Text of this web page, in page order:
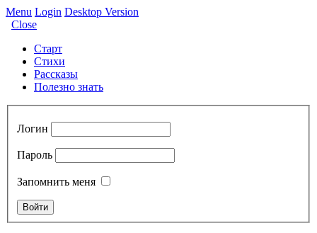
Menu Login Desktop Version
Close
Старт
Стихи
Рассказы
Полезно знать
Логин
Пароль
Запомнить меня